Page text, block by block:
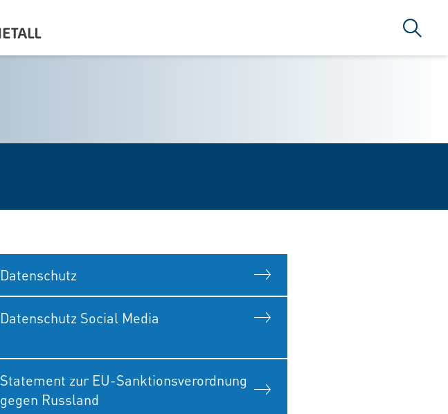
Suche
Datenschutz
Datenschutz Social Media
Statement zur EU-Sanktionsverordnung
gegen Russland